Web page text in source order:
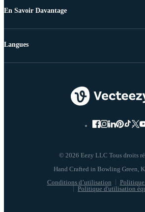
En Savoir Davantage
© 2026 Eezy LLC Tous droits
Conditions d’utilisation
Politique d'utilisation
Langues